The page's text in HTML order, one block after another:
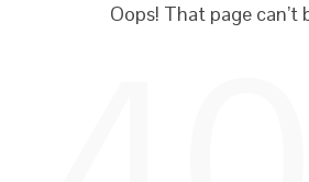
Oops! That page can’t